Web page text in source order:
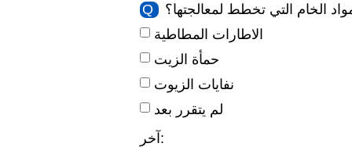
Q الخام التي تخطط لمعالجتها؟
الاطارات المطاطية
حمأة الزيت
نفايات الزيوت
لم يتقرر بعد
آخر: